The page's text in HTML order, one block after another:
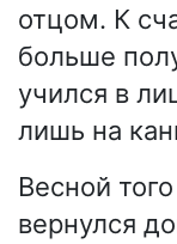
отцом. К
больше
учился в
лишь на
Весной
вернулся